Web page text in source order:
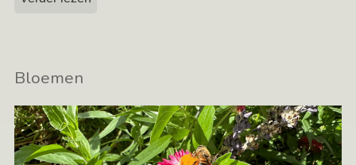
Bloemen